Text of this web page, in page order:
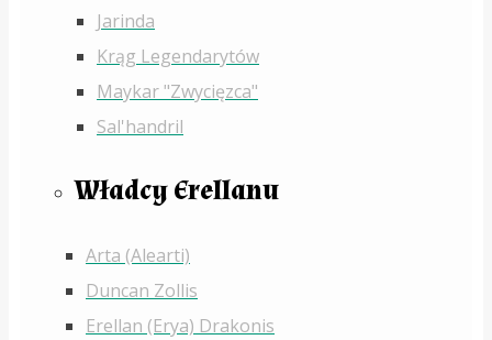
Jarinda
Krąg Legendarytów
Maykar "Zwycięzca"
Sal'handril
Władcy Erellanu
Arta (Alearti)
Duncan Zollis
Erellan (Erya) Drakonis